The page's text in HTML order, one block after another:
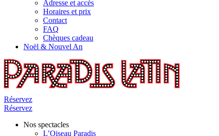
Adresse et accès
Horaires et prix
Contact
FAQ
Chèques cadeau
Noël & Nouvel An
Réservez
Réservez
Nos spectacles
L’Oiseau Paradis